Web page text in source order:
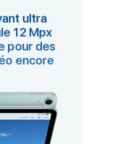
ultra
12 Mpx
pour des
encore